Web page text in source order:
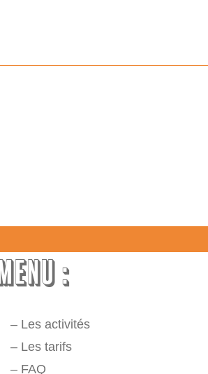
MENU :
– Les activités
– Les tarifs
– FAQ